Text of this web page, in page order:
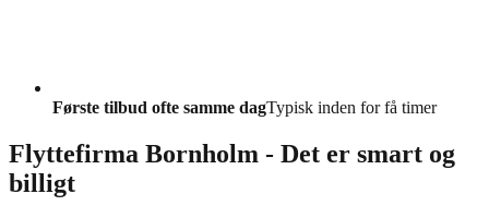
Første tilbud ofte samme dagTypisk inden for få timer
Flyttefirma Bornholm - Det er smart og
billigt